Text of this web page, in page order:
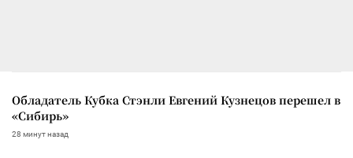
Обладатель Кубка Стэнли Евгений Кузнецов перешел в
«Сибирь»
28 минут назад